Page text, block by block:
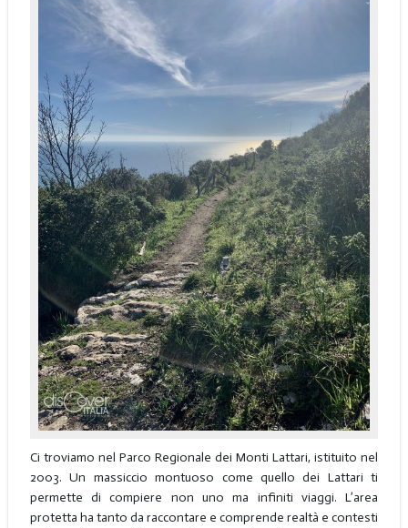
Ci troviamo nel Parco Regionale dei Monti Lattari, istituito nel
2003. Un massiccio montuoso come quello dei Lattari ti
permette di compiere non uno ma infiniti viaggi. L’area
protetta ha tanto da raccontare e comprende realtà e contesti